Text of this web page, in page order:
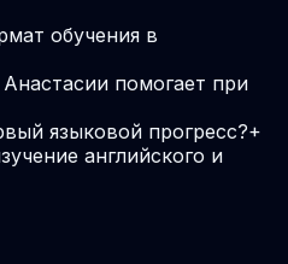
обучения в
помогает при
языковой прогресс?+
английского и